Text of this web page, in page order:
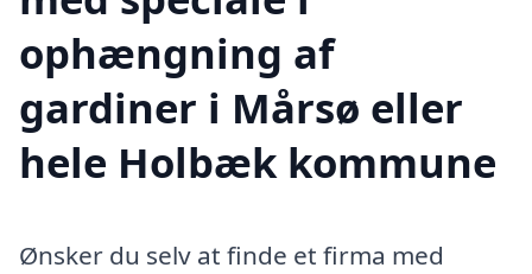
ophængning af
gardiner i Mårsø eller
hele Holbæk kommune
Ønsker du selv at finde et firma med